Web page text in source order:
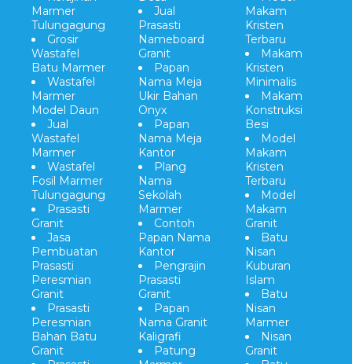
Marmer
Tulungagung
Grosir
Wastafel
Batu Marmer
Wastafel
Marmer
Model Daun
Jual
Wastafel
Marmer
Wastafel
Fosil Marmer
Tulungagung
Prasasti
Granit
Jasa
Pembuatan
Prasasti
Peresmian
Granit
Prasasti
Peresmian
Bahan Batu
Granit
Jual
Prasasti
Nameboard
Granit
Papan
Nama Meja
Ukir Bahan
Onyx
Papan
Nama Meja
Kantor
Plang
Nama
Sekolah
Marmer
Contoh
Papan Nama
Kantor
Pengrajin
Prasasti
Granit
Papan
Nama Granit
Kaligrafi
Patung
Makam
Kristen
Terbaru
Makam
Kristen
Minimalis
Makam
Konstruksi
Besi
Model
Makam
Kristen
Terbaru
Model
Makam
Granit
Batu
Nisan
Kuburan
Islam
Batu
Nisan
Marmer
Nisan
Granit